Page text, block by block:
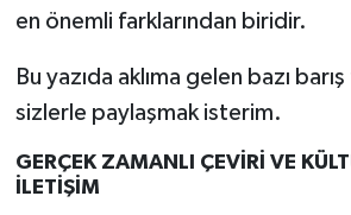
en önemli farklarından biridir.
Bu yazıda aklıma gelen bazı
sizlerle paylaşmak isterim.
GERÇEK ZAMANLI ÇEVİRİ VE
İLETİŞİM